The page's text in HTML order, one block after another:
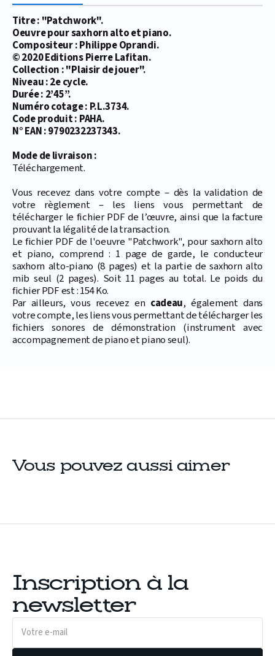
Titre : "Patchwork".
Oeuvre pour saxhorn alto et piano.
Compositeur : Philippe Oprandi.
© 2020 Editions Pierre Lafitan.
Collection : "Plaisir de jouer".
Niveau : 2e cycle.
Durée : 2’45’’.
Numéro cotage : P.L.3734.
Code produit : PAHA.
N° EAN : 9790232237343.
Mode de livraison :
Téléchargement.
Vous recevez dans votre compte – dès la validation de
votre règlement – les liens vous permettant de
télécharger le fichier PDF de l’œuvre, ainsi que la facture
prouvant la légalité de la transaction.
Le fichier PDF de l'oeuvre "Patchwork", pour saxhorn alto
et piano, comprend : 1 page de garde, le conducteur
saxhorn alto-piano (8 pages) et la partie de saxhorn alto
mib seul (2 pages). Soit 11 pages au total. Le poids du
fichier PDF est : 154 Ko.
Par ailleurs, vous recevez en cadeau, également dans
votre compte, les liens vous permettant de télécharger les
fichiers sonores de démonstration (instrument avec
accompagnement de piano et piano seul).
Vous pouvez aussi aimer
Inscription à la
newsletter
Votre
mail